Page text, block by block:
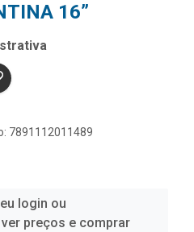
16”
7891112011489
login ou
preços e comprar